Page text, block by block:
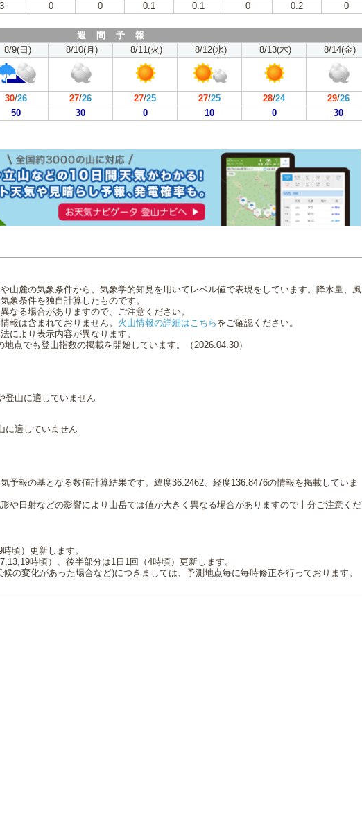
3 0 0 0.1 0.1 0 0.2 0
週 間 予 報
8/9(日) 8/10(月) 8/11(火) 8/12(水) 8/13(木) 8/14(金)
30/26 27/26 27/25 27/25 28/24 29/26
50 30 0 10 0 30
山麓の気象条件から、気象学的知見を用いてレベル値で表現をしています。降水量、風
象条件を独自計算したものです。
なる場合がありますので、ご注意ください。
報は含まれておりません。 火山情報の詳細はこちら をご確認ください。
により表示内容が異なります。
点でも登山指数の掲載を開始しています。（2026.04.30）
登山に適していません
に適していません
予報の基となる数値計算結果です。緯度36.2462、経度136.8476の情報を掲載していま
や日射などの影響により山岳では値が大きく異なる場合がありますので十分ご注意くだ
頃）更新します。
時頃）、後半部分は1日1回（4時頃）更新します。
の変化があった場合など)につきましては、予測地点毎に毎時修正を行っております。